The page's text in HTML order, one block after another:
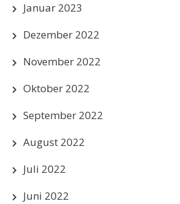
Januar 2023
Dezember 2022
November 2022
Oktober 2022
September 2022
August 2022
Juli 2022
Juni 2022